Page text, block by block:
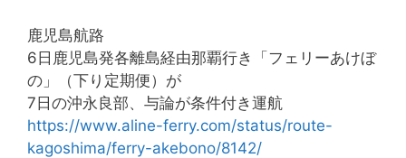
鹿児島航路
6日鹿児島発各離島経由那覇行き「フェリーあけぼ
の」（下り定期便）が
7日の沖永良部、与論が条件付き運航
https://www.aline-ferry.com/status/route-
kagoshima/ferry-akebono/8142/